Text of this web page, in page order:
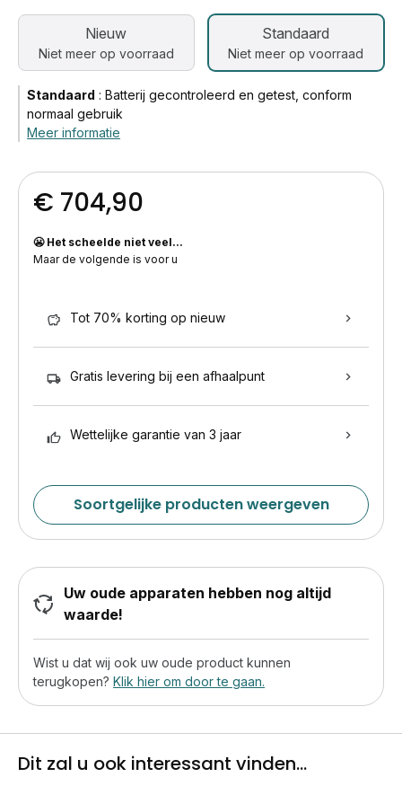
Nieuw
Niet meer op voorraad
Standaard
Niet meer op voorraad
Standaard : Batterij gecontroleerd en getest, conform
normaal gebruik
Meer informatie
€ 704,90
😬 Het scheelde niet veel...
Maar de volgende is voor u
Tot 70% korting op nieuw
Gratis levering bij een afhaalpunt
Wettelijke garantie van 3 jaar
Soortgelijke producten weergeven
Uw oude apparaten hebben nog altijd
waarde!
Wist u dat wij ook uw oude product kunnen
terugkopen? Klik hier om door te gaan.
Dit zal u ook interessant vinden...